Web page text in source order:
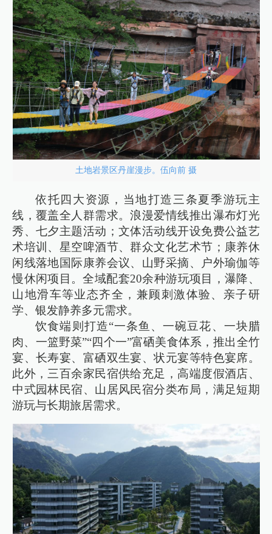
土地岩景区丹崖漫步。伍向前 摄
依托四大资源，当地打造三条夏季游玩主
线，覆盖全人群需求。浪漫爱情线推出瀑布灯光
秀、七夕主题活动；文体活动线开设免费公益艺
术培训、星空啤酒节、群众文化艺术节；康养休
闲线落地国际康养会议、山野采摘、户外瑜伽等
慢休闲项目。全域配套20余种游玩项目，瀑降、
山地滑车等业态齐全，兼顾刺激体验、亲子研
学、银发静养多元需求。
饮食端则打造“一条鱼、一碗豆花、一块腊
肉、一篮野菜”“四个一”富硒美食体系，推出全竹
宴、长寿宴、富硒双生宴、状元宴等特色宴席。
此外，三百余家民宿供给充足，高端度假酒店、
中式园林民宿、山居风民宿分类布局，满足短期
游玩与长期旅居需求。